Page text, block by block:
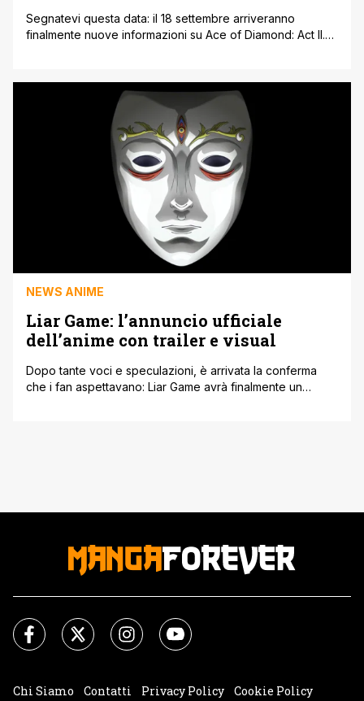
Segnatevi questa data: il 18 settembre arriveranno
finalmente nuove informazioni su Ace of Diamond: Act II.
immagino scene piene di azione e partite mozzafiato. Se
non conoscete ancora la serie, Ace of Diamond segue
Eijun Sawamura, [']
NEWS ANIME
Liar Game: l’annuncio ufficiale
dell’anime con trailer e visual
Dopo tante voci e speculazioni, è arrivata la conferma
che i fan aspettavano: Liar Game avrà finalmente un
Chi Siamo Contatti Privacy Policy Cookie Policy